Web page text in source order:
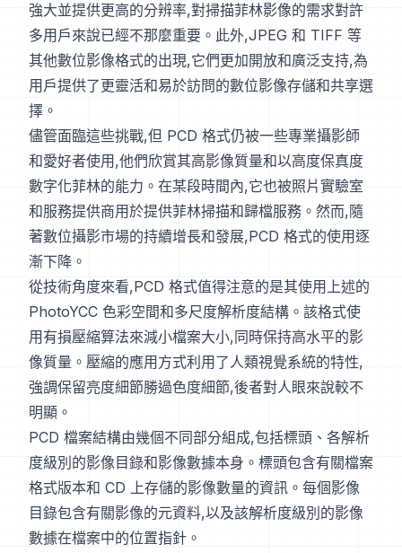
強大並提供更高的分辨率,對掃描菲林影像的需求對許
多用戶來說已經不那麼重要。此外,JPEG 和 TIFF 等
其他數位影像格式的出現,它們更加開放和廣泛支持,為
用戶提供了更靈活和易於訪問的數位影像存儲和共享選
擇。
儘管面臨這些挑戰,但 PCD 格式仍被一些專業攝影師
和愛好者使用,他們欣賞其高影像質量和以高度保真度
數字化菲林的能力。在某段時間內,它也被照片實驗室
和服務提供商用於提供菲林掃描和歸檔服務。然而,隨
著數位攝影市場的持續增長和發展,PCD 格式的使用逐
漸下降。
從技術角度來看,PCD 格式值得注意的是其使用上述的
PhotoYCC 色彩空間和多尺度解析度結構。該格式使
用有損壓縮算法來減小檔案大小,同時保持高水平的影
像質量。壓縮的應用方式利用了人類視覺系統的特性,
強調保留亮度細節勝過色度細節,後者對人眼來說較不
明顯。
PCD 檔案結構由幾個不同部分組成,包括標頭、各解析
度級別的影像目錄和影像數據本身。標頭包含有關檔案
格式版本和 CD 上存儲的影像數量的資訊。每個影像
目錄包含有關影像的元資料,以及該解析度級別的影像
數據在檔案中的位置指針。